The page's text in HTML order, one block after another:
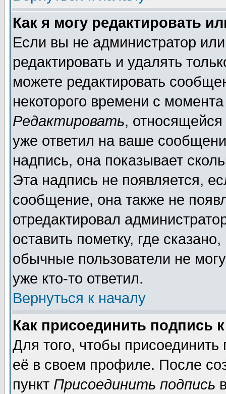
Как я могу редактировать
Если вы не администратор
редактировать и удалять
можете редактировать
некоторого времени с
Редактировать,
уже ответил на ваше
надпись, она показывает
Эта надпись не появляется,
сообщение, она также не
отредактировал
оставить пометку, где
обычные пользователи не
уже кто-то ответил.
Вернуться к началу
Как присоединить подпись
Для того, чтобы
её в своем профиле. После
пункт Присоединить подпись